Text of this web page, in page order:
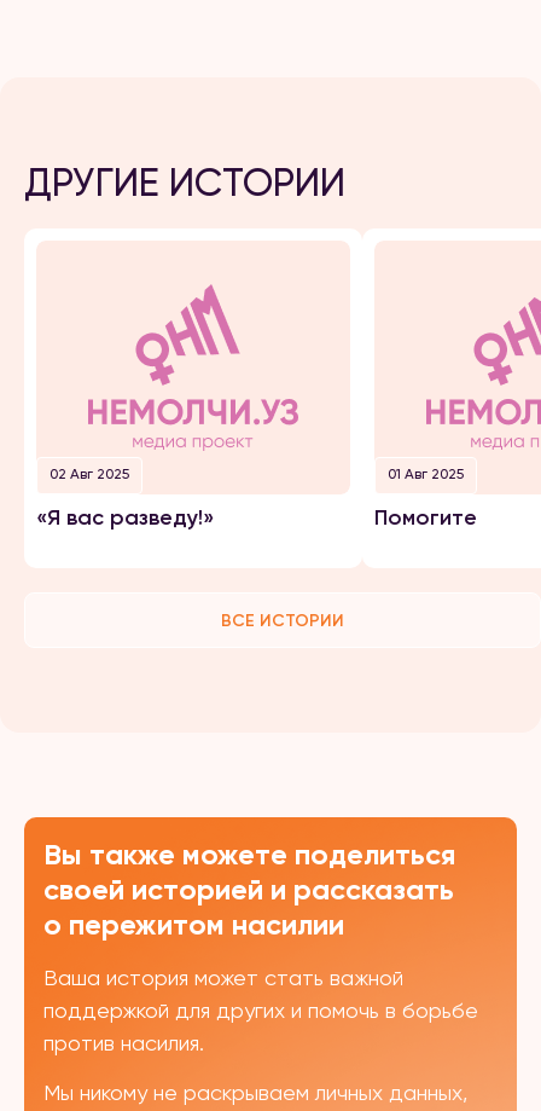
ДРУГИЕ ИСТОРИИ
02 Авг 2025
«Я вас разведу!»
01 Авг 2025
Помогите
ВСЕ ИСТОРИИ
Вы также можете поделиться
своей историей и рассказать
о пережитом насилии
Ваша история может стать важной
поддержкой для других и помочь в борьбе
против насилия.
Мы никому не раскрываем личных данных,